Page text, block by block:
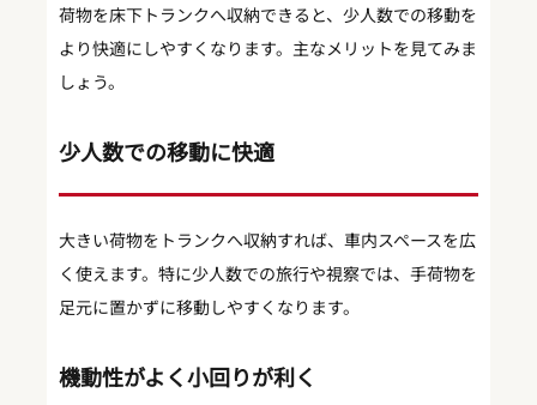
荷物を床下トランクへ収納できると、少人数での移動を
より快適にしやすくなります。主なメリットを見てみま
しょう。
少人数での移動に快適
大きい荷物をトランクへ収納すれば、車内スペースを広
く使えます。特に少人数での旅行や視察では、手荷物を
足元に置かずに移動しやすくなります。
機動性がよく小回りが利く